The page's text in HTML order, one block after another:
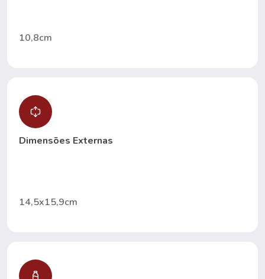
10,8cm
Dimensões Externas
14,5x15,9cm